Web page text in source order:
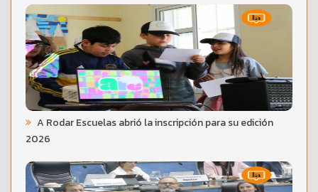
A Rodar Escuelas abrió la inscripción para su edición
2026